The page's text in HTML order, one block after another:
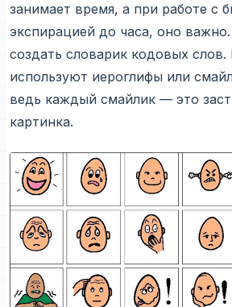
занимает время, а при работе с
экспирацией до часа, оно
создать словарик кодовых
используют иероглифы или
ведь каждый смайлик — это
картинка.